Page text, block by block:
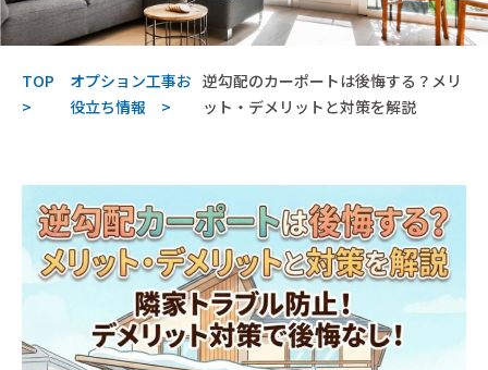
TOP
オプション工事お
役立ち情報
逆勾配のカーポートは後悔する？メリ
ット・デメリットと対策を解説